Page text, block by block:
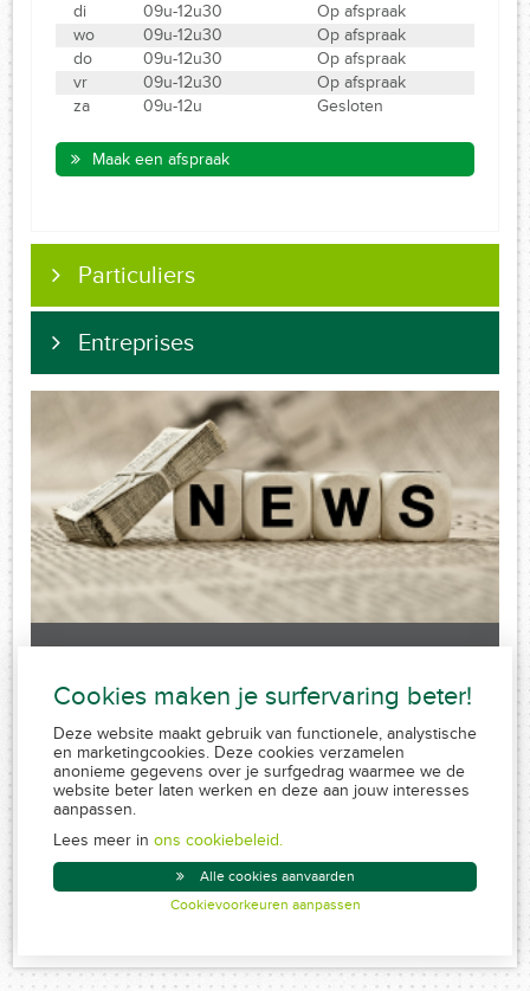
di
09u-12u30
Op afspraak
wo
09u-12u30
Op afspraak
do
09u-12u30
Op afspraak
vr
09u-12u30
Op afspraak
za
09u-12u Gesloten
Maak een afspraak
Particuliers
Entreprises
Sorry, no posts matched your criteria.
Conduite MiFID
Created by Insucommerce
Cookies maken je surfervaring beter!
Deze website maakt gebruik van functionele, analystische
en marketingcookies. Deze cookies verzamelen
anonieme gegevens over je surfgedrag waarmee we de
website beter laten werken en deze aan jouw interesses
aanpassen.
Lees meer in ons cookiebeleid.
Alle cookies aanvaarden
Cookievoorkeuren aanpassen